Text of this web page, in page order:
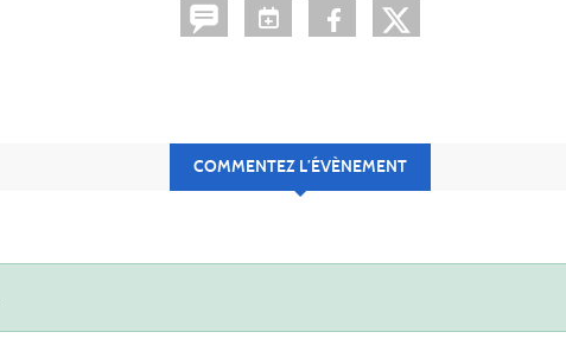
COMMENTEZ L’ÉVÈNEMENT